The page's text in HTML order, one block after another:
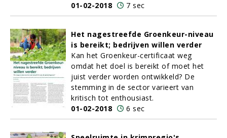
01-02-2018
7 sec
Het nagestreefde Groenkeur-niveau
is bereikt; bedrijven willen verder
Kan het Groenkeur-certificaat weg
omdat het doel is bereikt of moet het
juist verder worden ontwikkeld? De
stemming in de sector varieert van
kritisch tot enthousiast.
01-02-2018
6 sec